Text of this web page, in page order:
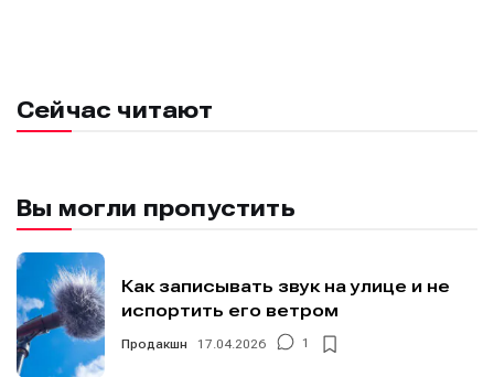
Сейчас читают
Вы могли пропустить
Как записывать звук на улице и не
испортить его ветром
Продакшн 17.04.2026 1